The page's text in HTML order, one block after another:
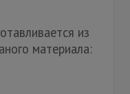
из
материала: